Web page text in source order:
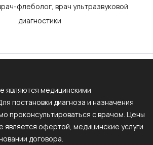
флеболог, врач ультразвуковой
диагностики
являются медицинскими
постановки диагноза и назначения
проконсультироваться с врачом. Цены
является офертой, медицинские услуги
договора.